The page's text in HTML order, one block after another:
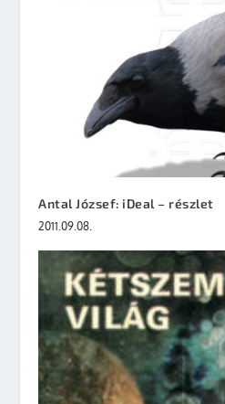
Antal József: iDeal – részlet
2011.09.08.